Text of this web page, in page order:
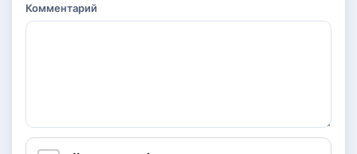
Комментарий